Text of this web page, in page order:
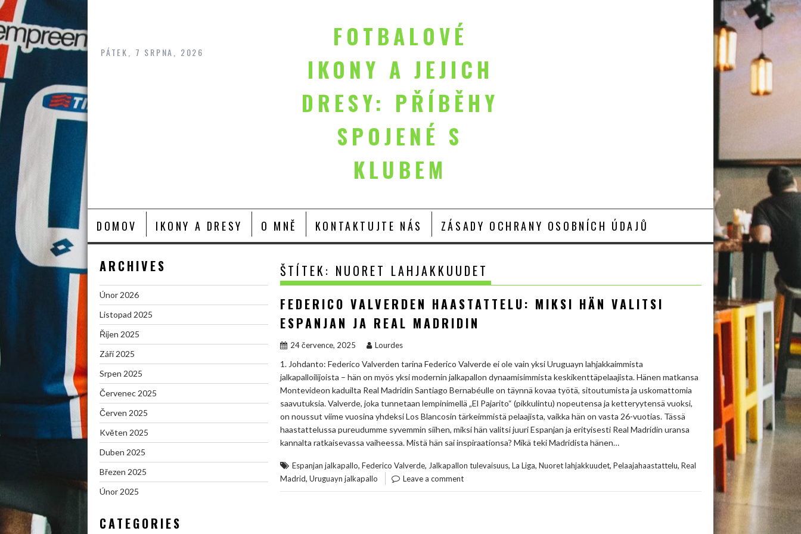
content
PÁTEK, 7 SRPNA, 2026
FOTBALOVÉ
IKONY A JEJICH
DRESY: PŘÍBĚHY
SPOJENÉ S
KLUBEM
DOMOV IKONY A DRESY O MNĚ KONTAKTUJTE NÁS ZÁSADY OCHRANY OSOBNÍCH ÚDAJŮ
ŠTÍTEK: NUORET LAHJAKKUUDET
FEDERICO VALVERDEN HAASTATTELU: MIKSI HÄN VALITSI
ESPANJAN JA REAL MADRIDIN
24 července, 2025 Lourdes
1. Johdanto: Federico Valverden tarina Federico Valverde ei ole vain yksi Uruguayn lahjakkaimmista
jalkapalloilijoista – hän on myös yksi modernin jalkapallon dynaamisimmista keskikenttäpelaajista. Hänen matkansa
Montevideon kaduilta Real Madridin Santiago Bernabéulle on täynnä kovaa työtä, sitoutumista ja uskomattomia
saavutuksia. Valverde, joka tunnetaan lempinimellä „El Pajarito“ (pikkulintu) nopeutensa ja ketteryytensä vuoksi,
on noussut viime vuosina yhdeksi Los Blancosin tärkeimmistä pelaajista, vaikka hän on vasta 26-vuotias. Tässä
haastattelussa pureudumme syvemmin siihen, miksi hän valitsi juuri Espanjan ja erityisesti Real Madridin uransa
kannalta ratkaisevassa vaiheessa. Mistä hän sai inspiraationsa? Mikä teki Madridista hänen…
Espanjan jalkapallo, Federico Valverde, Jalkapallon tulevaisuus, La Liga, Nuoret lahjakkuudet, Pelaajahaastattelu, Real
Madrid, Uruguayn jalkapallo Leave a comment
ARCHIVES
Únor 2026
Listopad 2025
Říjen 2025
Září 2025
Srpen 2025
Červenec 2025
Červen 2025
Květen 2025
Duben 2025
Březen 2025
Únor 2025
CATEGORIES